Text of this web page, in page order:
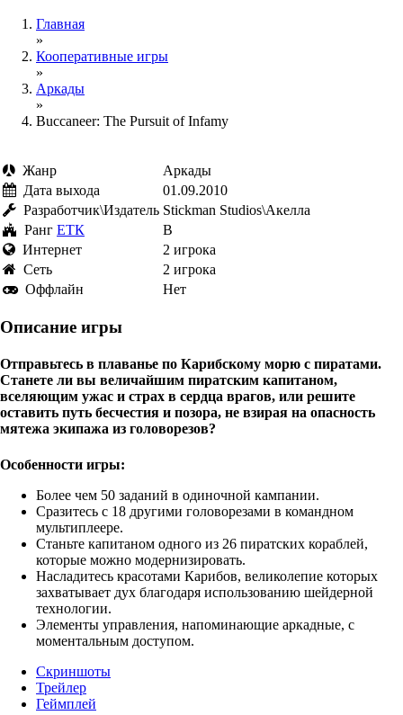
Главная
»
Кооперативные игры
»
Аркады
»
Buccaneer: The Pursuit of Infamy
Жанр
Аркады
Дата выхода
01.09.2010
Разработчик\Издатель Stickman Studios\Акелла
Ранг ЕТК
B
Интернет
2 игрока
Cеть
2 игрока
Оффлайн
Нет
Описание игры
Отправьтесь в плаванье по Карибскому морю с пиратами.
Станете ли вы величайшим пиратским капитаном,
вселяющим ужас и страх в сердца врагов, или решите
оставить путь бесчестия и позора, не взирая на опасность
мятежа экипажа из головорезов?
Особенности игры:
Более чем 50 заданий в одиночной кампании.
Сразитесь с 18 другими головорезами в командном
мультиплеере.
Станьте капитаном одного из 26 пиратских кораблей,
которые можно модернизировать.
Насладитесь красотами Карибов, великолепие которых
захватывает дух благодаря использованию шейдерной
технологии.
Элементы управления, напоминающие аркадные, с
моментальным доступом.
Скриншоты
Трейлер
Геймплей